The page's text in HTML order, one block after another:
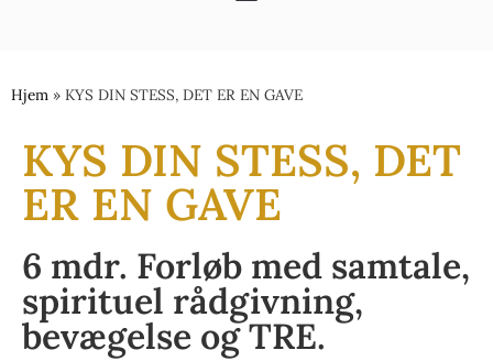
Hjem » KYS DIN STESS, DET ER EN GAVE
KYS DIN STESS, DET
ER EN GAVE
6 mdr. Forløb med samtale,
spirituel rådgivning,
bevægelse og TRE.